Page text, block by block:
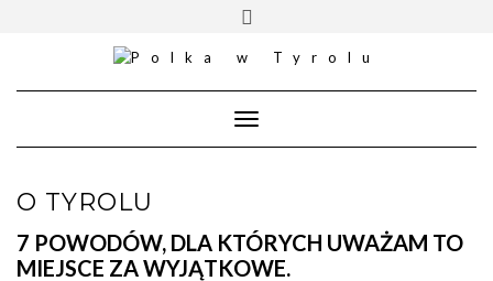
Toggle
Navigation
O TYROLU
7 POWODÓW, DLA KTÓRYCH UWAŻAM TO
MIEJSCE ZA WYJĄTKOWE.